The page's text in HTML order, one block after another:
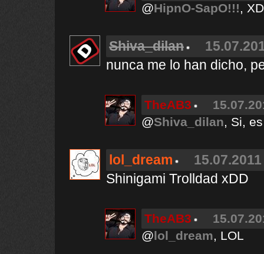
@HipnO-SapO!!!, XD
Shiva_dilan
nunca me lo han dicho,
TheAB3
@Shiva_dilan, Si,
lol_dream
Shinigami Trolldad xDD
TheAB3
@lol_dream, LOL